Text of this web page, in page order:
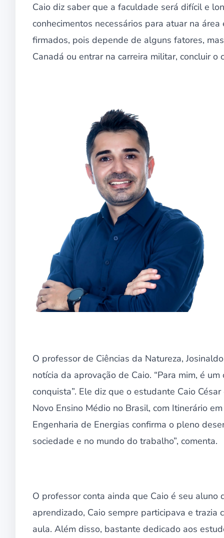
Caio diz saber que a faculdade será difícil e
conhecimentos necessários para atuar na
firmados, pois depende de alguns fatores,
Canadá ou entrar na carreira militar, concluir o
O professor de Ciências da Natureza,
notícia da aprovação de Caio. “Para mim, é
conquista”. Ele diz que o estudante Caio
Novo Ensino Médio no Brasil, com Itinerário
Engenharia de Energias confirma o pleno
sociedade e no mundo do trabalho”, comenta.
O professor conta ainda que Caio é seu
aprendizado, Caio sempre participava e
aula. Além disso, bastante dedicado aos